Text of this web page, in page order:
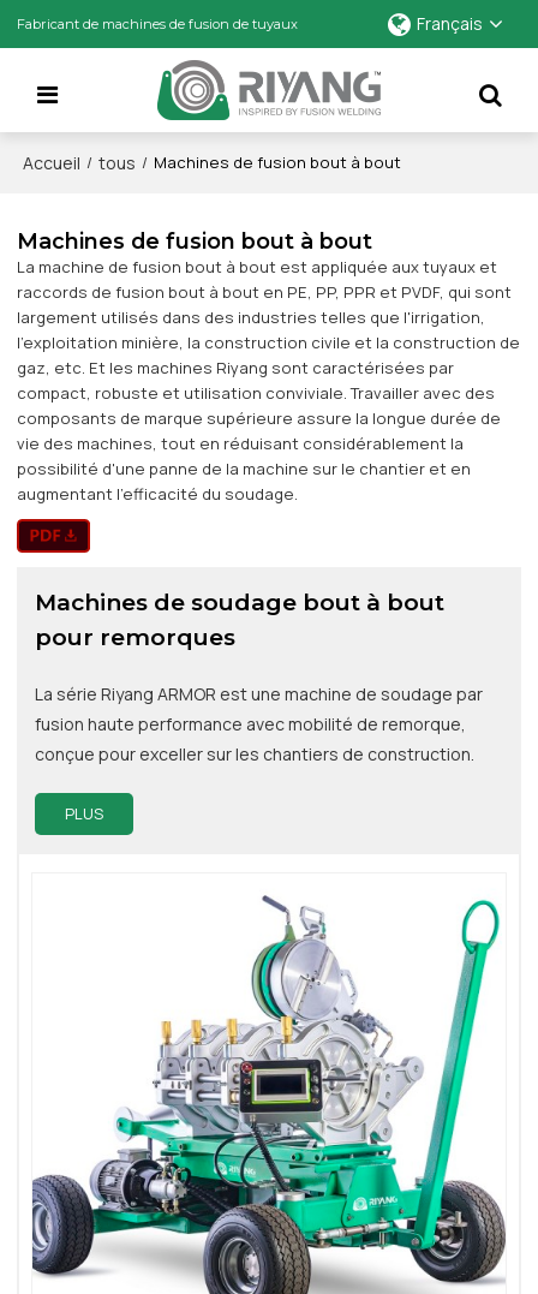
Fabricant de machines de fusion de tuyaux Français
Accueil / tous / Machines de fusion bout à bout
Machines de fusion bout à bout
La machine de fusion bout à bout est appliquée aux tuyaux et
raccords de fusion bout à bout en PE, PP, PPR et PVDF, qui sont
largement utilisés dans des industries telles que l'irrigation,
l'exploitation minière, la construction civile et la construction de
gaz, etc. Et les machines Riyang sont caractérisées par
compact, robuste et utilisation conviviale. Travailler avec des
composants de marque supérieure assure la longue durée de
vie des machines, tout en réduisant considérablement la
possibilité d'une panne de la machine sur le chantier et en
augmentant l'efficacité du soudage.
Machines de soudage bout à bout
pour remorques
La série Riyang ARMOR est une machine de soudage par
fusion haute performance avec mobilité de remorque,
conçue pour exceller sur les chantiers de construction.
PLUS